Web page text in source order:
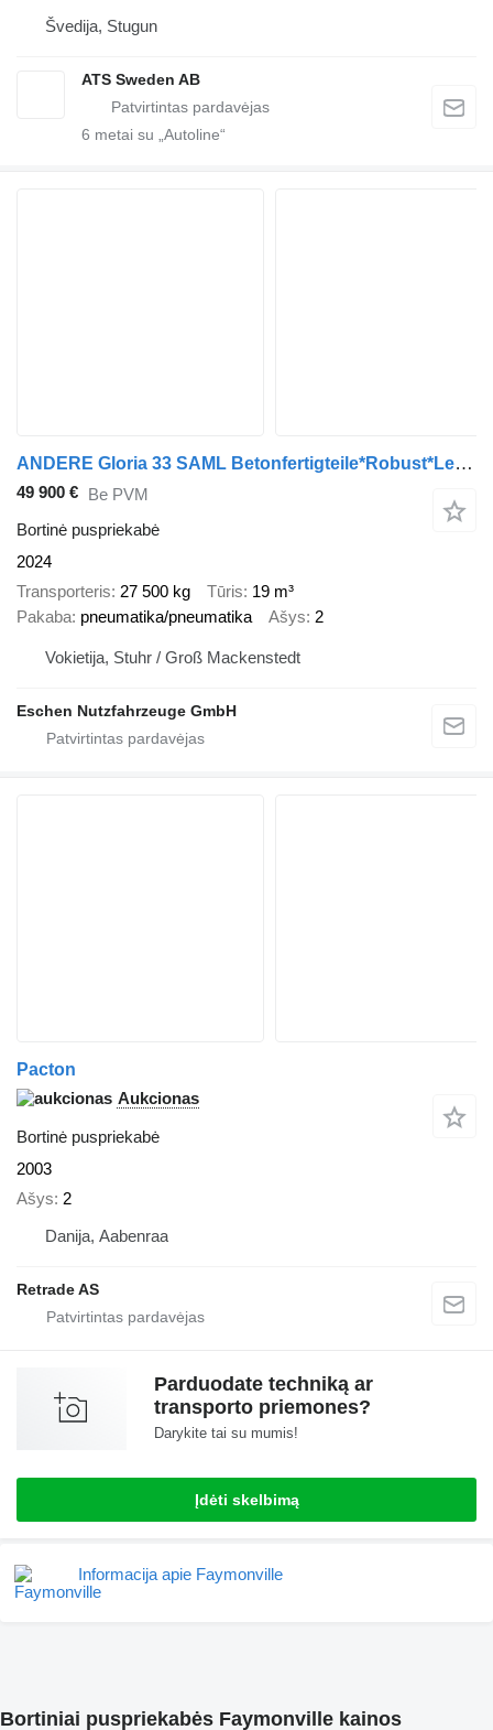
Švedija, Stugun
ATS Sweden AB
6 metai su „Autoline“
ANDERE Gloria 33 SAML Betonfertigteile*Robust*Lenkachse
49 900 € Be PVM
Bortinė puspriekabė
2024
Transporteris 27 500 kg Tūris 19 m³
Pakaba pneumatika/pneumatika Ašys 2
Vokietija, Stuhr / Groß Mackenstedt
Eschen Nutzfahrzeuge GmbH
Pacton
Aukcionas
Bortinė puspriekabė
2003
Ašys 2
Danija, Aabenraa
Retrade AS
Parduodate techniką ar
transporto priemones?
Darykite tai su mumis!
Įdėti skelbimą
Informacija apie Faymonville
Bortiniai puspriekabės Faymonville kainos